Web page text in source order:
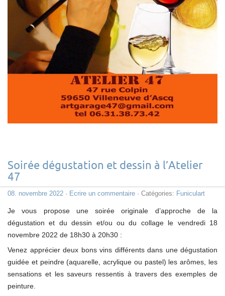
Soirée dégustation et dessin à l’Atelier
47
08. novembre 2022 · Ecrire un commentaire · Catégories: Funiculart
Je vous propose une soirée originale d’approche de la
dégustation et du dessin et/ou ou du collage le vendredi 18
novembre 2022 de 18h30 à 20h30 :
Venez apprécier deux bons vins différents dans une dégustation
guidée et peindre (aquarelle, acrylique ou pastel) les arômes, les
sensations et les saveurs ressentis à travers des exemples de
peinture.